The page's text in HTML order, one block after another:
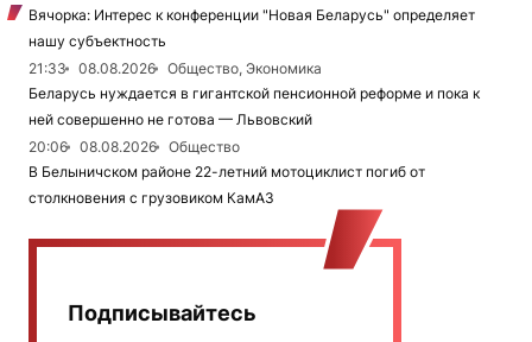
Вячорка: Интерес к конференции "Новая Беларусь" определяет
нашу субъектность
21:33
08.08.2026
Общество, Экономика
Беларусь нуждается в гигантской пенсионной реформе и пока к
ней совершенно не готова — Львовский
20:06
08.08.2026
Общество
В Белыничском районе 22-летний мотоциклист погиб от
столкновения с грузовиком КамАЗ
Подписывайтесь